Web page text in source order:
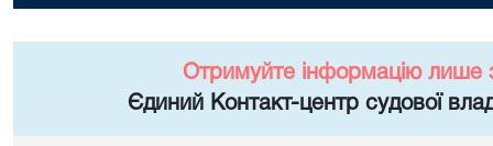
Отримуйте інформацію лише
Єдиний Контакт-центр судової